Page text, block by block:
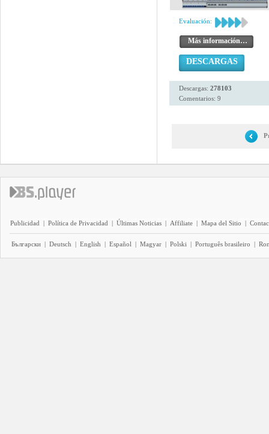
Evaluación:
Más información…
DESCARGAS
Descargas: 278103
Comentarios: 9
Publicidad | Política de Privacidad | Últimas Noticias | Affiliate | Mapa del Sitio |
Български | Deutsch | English | Español | Magyar | Polski | Português brasileiro |